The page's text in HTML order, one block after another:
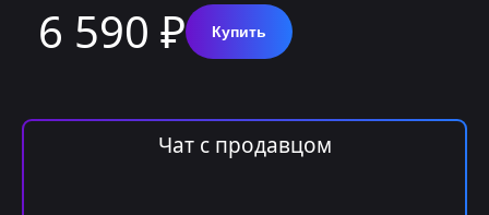
6 590 ₽ Купить
Чат с продавцом